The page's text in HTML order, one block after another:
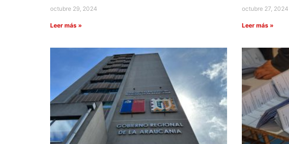
octubre 29, 2024
Leer más »
octubre 27, 2024
Leer más »